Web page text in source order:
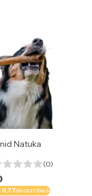
Natuka
(0)
0,77de cashback